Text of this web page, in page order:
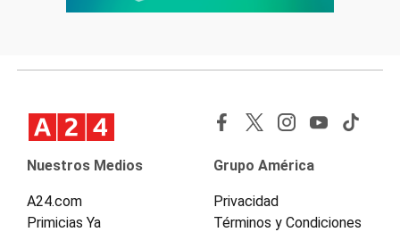
Nuestros Medios
A24.com
Primicias Ya
Grupo América
Privacidad
Términos y Condiciones